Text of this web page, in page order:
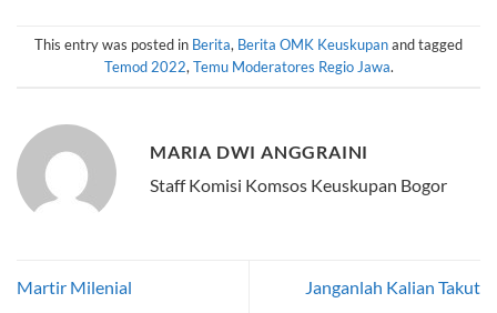
This entry was posted in Berita, Berita OMK Keuskupanand tagged
Temod 2022,Temu Moderatores Regio Jawa.
MARIA DWI ANGGRAINI
Staff Komisi Komsos Keuskupan Bogor
Martir Milenial Janganlah Kalian Takut